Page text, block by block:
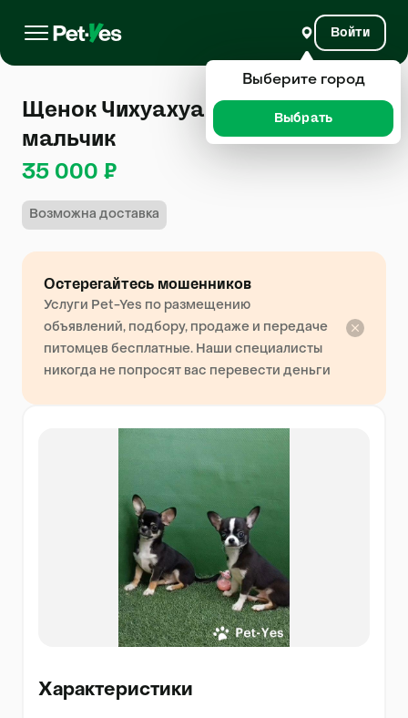
Войти
Щенок Чихуахуа 1 год, 1 месяц,
мальчик
35 000 ₽
Возможна доставка
Остерегайтесь мошенников
Услуги Pet-Yes по размещению
объявлений, подбору, продаже и передаче
питомцев бесплатные. Наши специалисты
никогда не попросят вас перевести деньги
Характеристики
Выберите город
Выбрать